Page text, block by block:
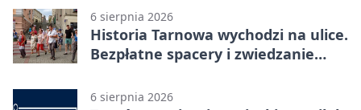
6 sierpnia 2026
Historia Tarnowa wychodzi na ulice.
Bezpłatne spacery i zwiedzanie
6 sierpnia 2026